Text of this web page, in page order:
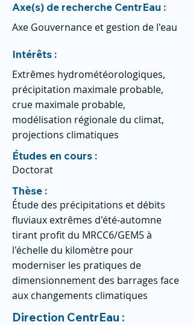
Axe(s) de recherche CentrEau :
Axe Gouvernance et gestion de l'eau
Intérêts :
Extrêmes hydrométéorologiques,
précipitation maximale probable,
crue maximale probable,
modélisation régionale du climat,
projections climatiques
Études en cours :
Doctorat
Thèse :
Étude des précipitations et débits
fluviaux extrêmes d'été-automne
tirant profit du MRCC6/GEM5 à
l'échelle du kilomètre pour
moderniser les pratiques de
dimensionnement des barrages face
aux changements climatiques
Direction CentrEau :